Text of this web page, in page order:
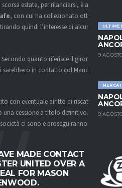
ULTIME
9
9
scorsa estate, per rilanciarsi, è andato
, con cui ha collezionato ottimi
quindi l’interesse di alcuni
Secondo quanto riferisce il gironale
in contatto col Manchester
con eventuale diritto di riscatto,
una cessione a titolo definitivo. A
ci sono e proseguiranno.
MADE CONTACT
UNITED OVER A
FOR MASON